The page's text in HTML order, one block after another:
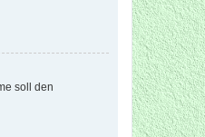
soll den